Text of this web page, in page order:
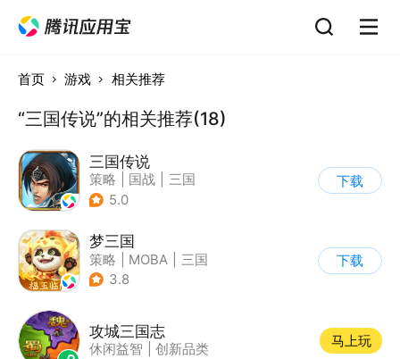
首页 游戏 相关推荐
“三国传说”的相关推荐(18)
三国传说
策略 国战
三国
| 中国风
5.0
下载
梦三国
策略 MOBA
三国
| 中国风
3.8
下载
攻城三国志
休闲益智 创新品类
马上玩